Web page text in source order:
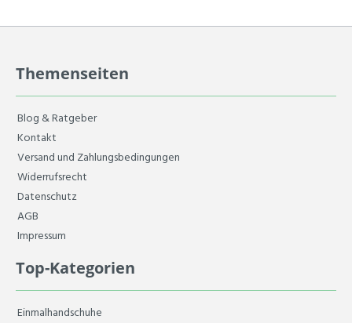
Themenseiten
Blog & Ratgeber
Kontakt
Versand und Zahlungsbedingungen
Widerrufsrecht
Datenschutz
AGB
Impressum
Top-Kategorien
Einmalhandschuhe